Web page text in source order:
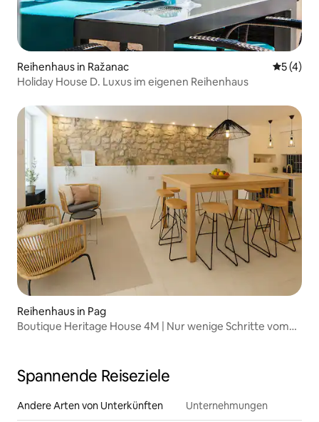
Reihenhaus in Ražanac
5 (4)
Holiday House D. Luxus im eigenen Reihenhaus
Reihenhaus in Pag
Boutique Heritage House 4M | Nur wenige Schritte vom
Spannende Reiseziele
Andere Arten von Unterkünften Unternehmungen